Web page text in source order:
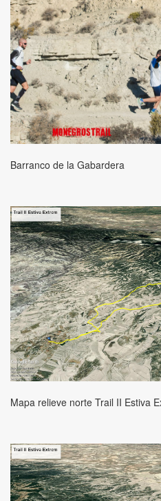
Barranco de la Gabardera
Mapa relieve norte Trail II Estiva